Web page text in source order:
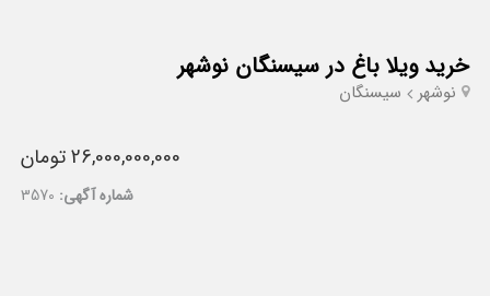
خرید ویلا باغ در سیسنگان نوشهر
نوشهر سیسنگان
26,000,000,000 تومان
شماره آگهی: 3570